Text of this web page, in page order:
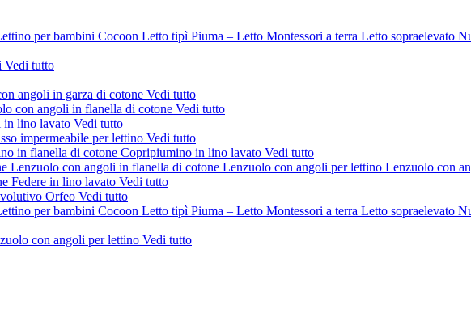
per bambini Cocoon Letto tipì Piuma – Letto Montessori a terra Letto sopraelevato
Vedi tutto
angoli in garza di cotone Vedi tutto
con angoli in flanella di cotone Vedi tutto
in lino lavato Vedi tutto
impermeabile per lettino Vedi tutto
in flanella di cotone Copripiumino in lino lavato Vedi tutto
Lenzuolo con angoli in flanella di cotone Lenzuolo con angoli per lettino Lenzuolo con
Federe in lino lavato Vedi tutto
Orfeo Vedi tutto
per bambini Cocoon Letto tipì Piuma – Letto Montessori a terra Letto sopraelevato
con angoli per lettino Vedi tutto